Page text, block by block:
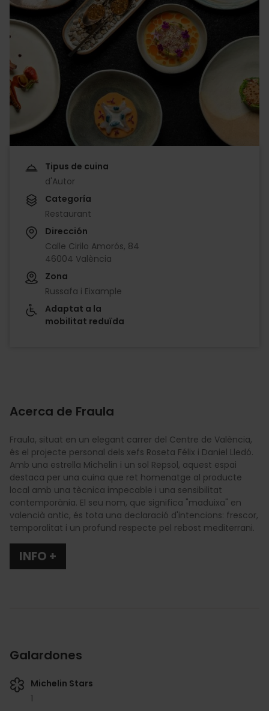
Tipus de cuina
d'Autor
Categoría
Restaurant
Dirección
Calle Cirilo Amorós, 84
46004 València
Zona
Russafa i Eixample
Adaptat a la
mobilitat reduïda
Acerca de Fraula
Fraula, situat en un elegant carrer del Centre de València,
és el projecte personal dels xefs Roseta Félix i Daniel Lledó.
Amb una estrella Michelin i un sol Repsol, aquest espai
destaca per una cuina que ret homenatge al producte
local amb una tècnica impecable i una sensibilitat
contemporània. El seu nom, que significa "maduixa" en
valencià antic, és tota una declaració d'intencions: frescor,
temporalitat i un profund respecte pel rebost mediterrani.
INFO +
Galardones
Michelin Stars
1